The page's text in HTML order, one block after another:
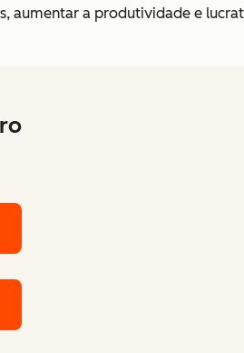
aumentar a produtividade e